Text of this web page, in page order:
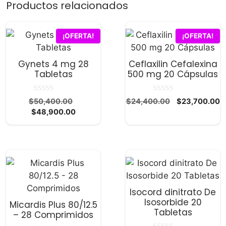
Productos relacionados
¡OFERTA!
Gynets 4 mg 28
Tabletas
0
d
e
$50,400.00
$48,900.00El
¡OFERTA!
Ceflaxilin Cefalexina
500 mg 20 Cápsulas
0
d
$24,400.00
El
$23,700.00El
Micardis Plus 80/12.5
– 28 Comprimidos
Isocord dinitrato De
Isosorbide 20
Tabletas